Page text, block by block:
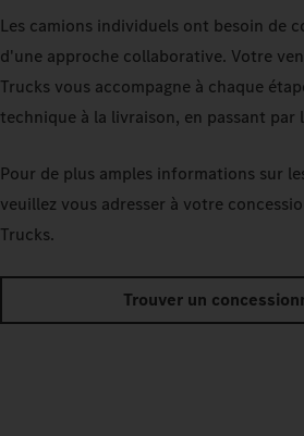
Les camions individuels ont besoin de
d'une approche collaborative. Votre
Trucks vous accompagne à chaque
technique à la livraison, en passant par
Pour de plus amples informations sur
veuillez vous adresser à votre
Trucks.
Trouver un